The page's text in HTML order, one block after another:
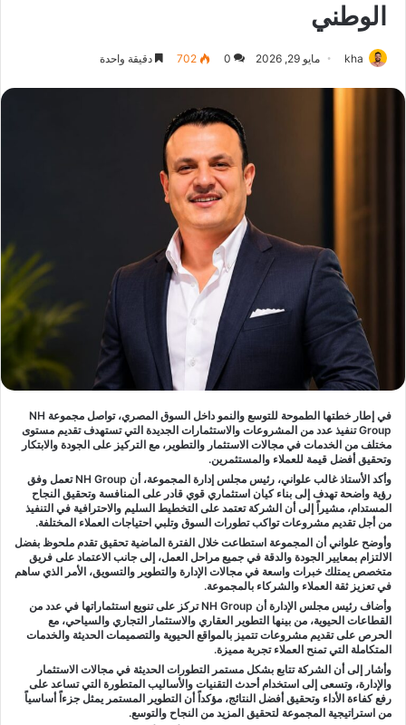
الوطني
kha مايو 29, 2026 0
702 دقيقة واحدة
في إطار خطتها الطموحة للتوسع والنمو داخل السوق المصري، تواصل مجموعة NH
Group تنفيذ عدد من المشروعات والاستثمارات الجديدة التي تستهدف تقديم مستوى
مختلف من الخدمات في مجالات الاستثمار والتطوير، مع التركيز على الجودة والابتكار
وتحقيق أفضل قيمة للعملاء والمستثمرين.
وأكد الأستاذ غالب علواني، رئيس مجلس إدارة المجموعة، أن NH Group تعمل وفق
رؤية واضحة تهدف إلى بناء كيان استثماري قوي قادر على المنافسة وتحقيق النجاح
المستدام، مشيراً إلى أن الشركة تعتمد على التخطيط السليم والاحترافية في التنفيذ
من أجل تقديم مشروعات تواكب تطورات السوق وتلبي احتياجات العملاء المختلفة.
وأوضح علواني أن المجموعة استطاعت خلال الفترة الماضية تحقيق تقدم ملحوظ بفضل
الالتزام بمعايير الجودة والدقة في جميع مراحل العمل، إلى جانب الاعتماد على فريق
متخصص يمتلك خبرات واسعة في مجالات الإدارة والتطوير والتسويق، الأمر الذي ساهم
في تعزيز ثقة العملاء والشركاء بالمجموعة.
وأضاف رئيس مجلس الإدارة أن NH Group تركز على تنويع استثماراتها في عدد من
القطاعات الحيوية، من بينها التطوير العقاري والاستثمار التجاري والسياحي، مع
الحرص على تقديم مشروعات تتميز بالمواقع الحيوية والتصميمات الحديثة والخدمات
المتكاملة التي تمنح العملاء تجربة مميزة.
وأشار إلى أن الشركة تتابع بشكل مستمر التطورات الحديثة في مجالات الاستثمار
والإدارة، وتسعى إلى استخدام أحدث التقنيات والأساليب المتطورة التي تساعد على
رفع كفاءة الأداء وتحقيق أفضل النتائج، مؤكداً أن التطوير المستمر يمثل جزءاً أساسياً
من استراتيجية المجموعة لتحقيق المزيد من النجاح والتوسع.